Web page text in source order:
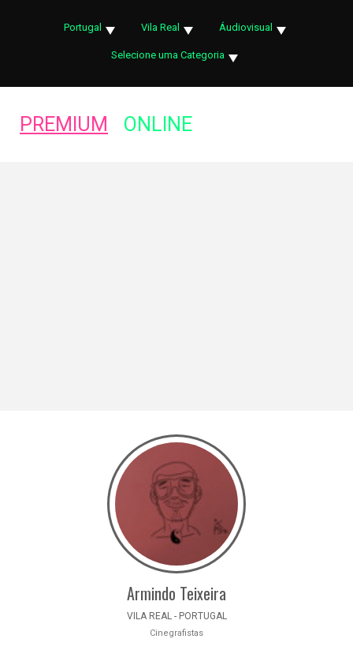
Portugal Vila Real Áudiovisual
Selecione uma Categoria
PREMIUM ONLINE
Armindo Teixeira
VILA REAL - PORTUGAL
Cinegrafistas